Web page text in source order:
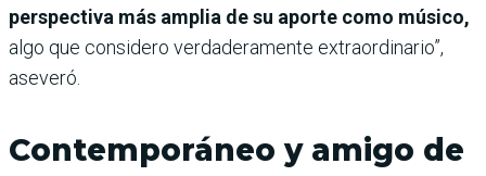
perspectiva más amplia de su aporte como músico,
algo que considero verdaderamente extraordinario”,
aseveró.
Contemporáneo y amigo de